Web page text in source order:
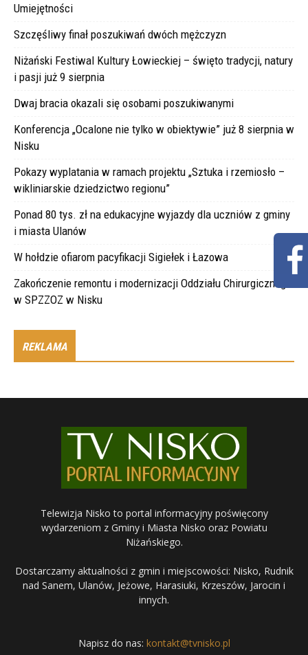
Umiejętności
Szczęśliwy finał poszukiwań dwóch mężczyzn
Niżański Festiwal Kultury Łowieckiej – święto tradycji, natury
i pasji już 9 sierpnia
Dwaj bracia okazali się osobami poszukiwanymi
Konferencja „Ocalone nie tylko w obiektywie” już 8 sierpnia w
Nisku
Pokazy wyplatania w ramach projektu „Sztuka i rzemiosło –
wikliniarskie dziedzictwo regionu”
Ponad 80 tys. zł na edukacyjne wyjazdy dla uczniów z gminy
i miasta Ulanów
W hołdzie ofiarom pacyfikacji Sigiełek i Łazowa
Zakończenie remontu i modernizacji Oddziału Chirurgicznego
w SPZZOZ w Nisku
REKLAMA
Telewizja Nisko to portal informacyjny poświęcony
wydarzeniom z Gminy i Miasta Nisko oraz Powiatu
Niżańskiego.
Dostarczamy aktualności z gmin i miejscowości: Nisko, Rudnik
nad Sanem, Ulanów, Jeżowe, Harasiuki, Krzeszów, Jarocin i
innych.
Napisz do nas: kontakt@tvnisko.pl